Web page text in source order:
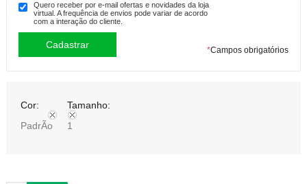
Quero receber por e-mail ofertas e novidades da loja
virtual. A frequência de envios pode variar de acordo
com a interação do cliente.
*Campos obrigatórios
Cor:
PadrÃo
Tamanho:
1